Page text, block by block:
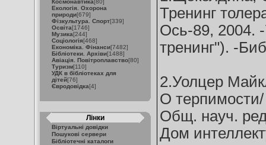
Космонавтика[80]
Екологія. Охорона
природи[679]
Фізкультура. Спорт[339]
Освіта[1746]
Музика[244]
Соціологія[468]
Економіка. Фінанси[7482]
Бібліотеки. Архіви[1488]
Авіація. Повітроплавство[80]
Туризм[110]
УДК в бібліотеках для
дітей[76]
Євродовідка[4]
Лінки
Віртуальні довідки
Пошукові сервери
Бібліотечні каталоги
Тренинг
Ось-89, 2004.
тренинг"). -
2.Уолцер
О
Общ. науч.
Дом